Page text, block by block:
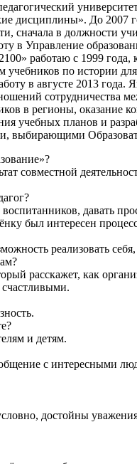
дисциплины». До 2007
сначала в должности
в Управление
работаю с 1999
по истории
в августе 2013 года.
сотрудничества
в регионы,
учебных планов и
выбирающими
совместной
давать
был интересен
реализовать
расскажет, как
счастливыми.
и детям.
с интересными
достойны